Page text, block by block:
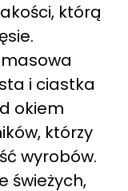
którą
i ciastka
okiem
którzy
wyrobów.
świeżych,